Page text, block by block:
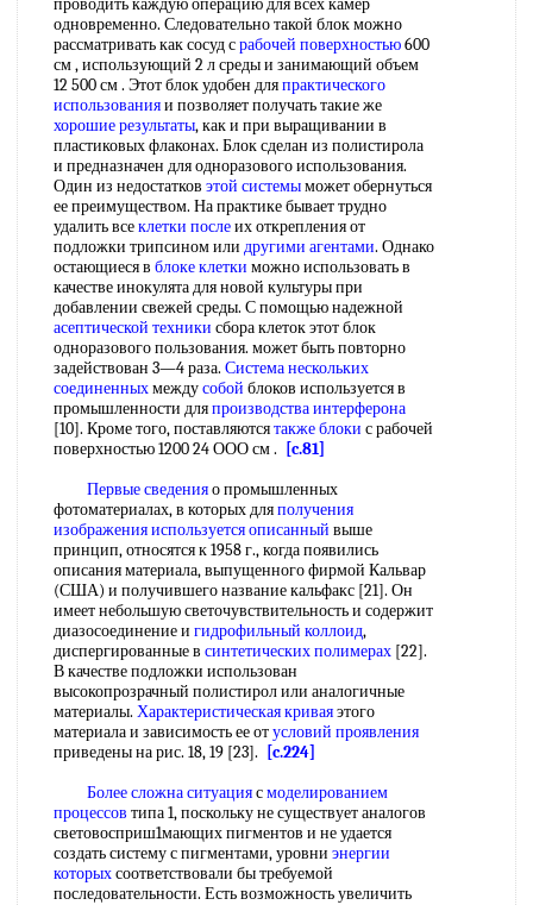
проводить каждую операцию для всех камер
одновременно. Следовательно такой блок можно
рассматривать как сосуд срабочей поверхностью600
см , использующий 2 л среды и занимающий объем
12 500 см . Этот блок удобен дляпрактического
использованияи позволяет получать такие же
хорошие результаты, как и при выращивании в
пластиковых флаконах. Блок сделан из полистирола
и предназначен для одноразового использования.
Один из недостатков этой системыможет обернуться
ее преимуществом. На практике бывает трудно
удалить всеклетки послеих открепления от
подложки трипсином или другими агентами. Однако
остающиеся в блоке клетки можно использовать в
качестве инокулята для новой культуры при
добавлении свежей среды. С помощью надежной
асептической техники сбора клеток этот блок
одноразового пользования. может быть повторно
задействован 3—4 раза. Система нескольких
соединенныхмеждусобой блоков используется в
промышленности дляпроизводства интерферона
[10]. Кроме того, поставляютсятакже блоки с рабочей
поверхностью 1200 24 ООО см .
[c.81]
Первые сведенияо промышленных
фотоматериалах, в которых дляполучения
изображенияиспользуется описанный выше
принцип, относятся к 1958 г., когда появились
описания материала, выпущенного фирмой Кальвар
(США) и получившего название кальфакс [21]. Он
имеет небольшую светочувствительность и содержит
диазосоединение и гидрофильный коллоид,
диспергированные в синтетических полимерах [22].
В качестве подложки использован
высокопрозрачный полистирол или аналогичные
материалы. Характеристическая криваяэтого
материала и зависимость ее отусловий проявления
приведены на рис. 18, 19 [23].
[c.224]
Более сложна ситуациясмоделированием
процессов типа 1, поскольку не существует аналогов
световосприш1мающих пигментов и не удается
создать систему с пигментами, уровни энергии
которыхсоответствовали бы требуемой
последовательности. Есть возможность увеличить